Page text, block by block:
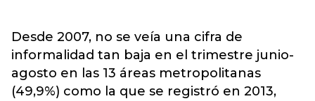
Desde 2007, no se veía una cifra de
informalidad tan baja en el trimestre junio-
agosto en las 13 áreas metropolitanas
(49,9%) como la que se registró en 2013,